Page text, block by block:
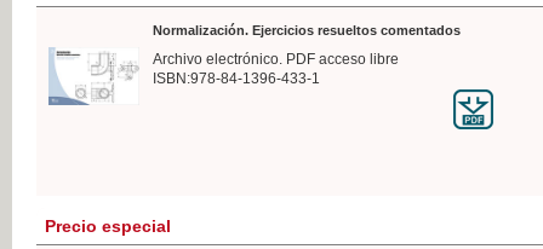
Normalización. Ejercicios resueltos comentados
Archivo electrónico. PDF acceso libre
ISBN:978-84-1396-433-1
Precio especial